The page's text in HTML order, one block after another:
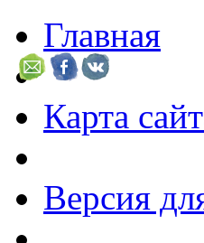
Главная
Карта
Версия